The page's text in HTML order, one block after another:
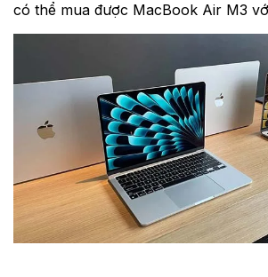
có thể mua được MacBook Air M3